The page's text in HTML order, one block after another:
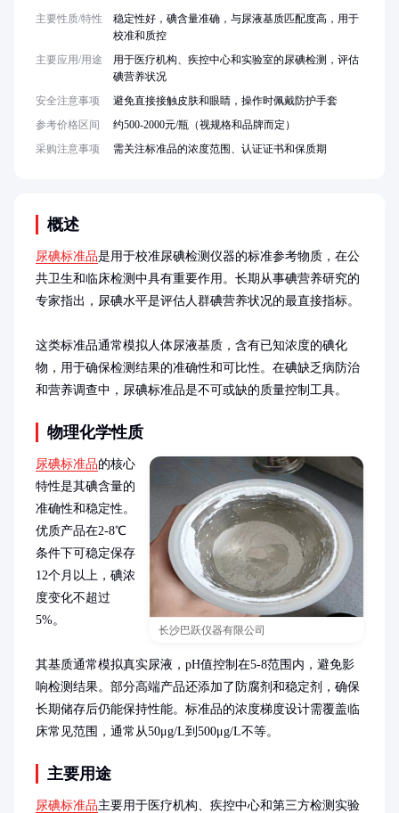
概述
尿碘标准品是用于校准尿碘检测仪器的标准参考物质，在公
共卫生和临床检测中具有重要作用。长期从事碘营养研究的
专家指出，尿碘水平是评估人群碘营养状况的最直接指标。
这类标准品通常模拟人体尿液基质，含有已知浓度的碘化
物，用于确保检测结果的准确性和可比性。在碘缺乏病防治
和营养调查中，尿碘标准品是不可或缺的质量控制工具。
物理化学性质
长沙巴跃仪器有限公司
尿碘标准品的核心
特性是其碘含量的
准确性和稳定性。
优质产品在2-8℃
条件下可稳定保存
12个月以上，碘浓
度变化不超过
5%。
其基质通常模拟真实尿液，pH值控制在5-8范围内，避免影
响检测结果。部分高端产品还添加了防腐剂和稳定剂，确保
长期储存后仍能保持性能。标准品的浓度梯度设计需覆盖临
床常见范围，通常从50μg/L到500μg/L不等。
主要用途
尿碘标准品主要用于医疗机构、疾控中心和第三方检测实验
主要性质/特性
稳定性好，碘含量准确，与尿液基质匹配度高，用于
校准和质控
主要应用/用途
用于医疗机构、疾控中心和实验室的尿碘检测，评估
碘营养状况
安全注意事项
避免直接接触皮肤和眼睛，操作时佩戴防护手套
参考价格区间
约500-2000元/瓶（视规格和品牌而定）
采购注意事项
需关注标准品的浓度范围、认证证书和保质期